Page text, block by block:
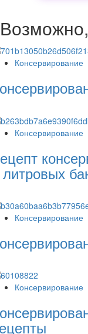
Консервирование
Консервирование
Консервирование
Консервирование